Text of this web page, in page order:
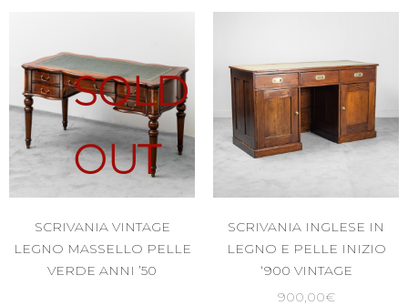
SOLD
OUT
SCRIVANIA VINTAGE
LEGNO MASSELLO PELLE
VERDE ANNI ’50
SCRIVANIA INGLESE IN
LEGNO E PELLE INIZIO
‘900 VINTAGE
900,00€